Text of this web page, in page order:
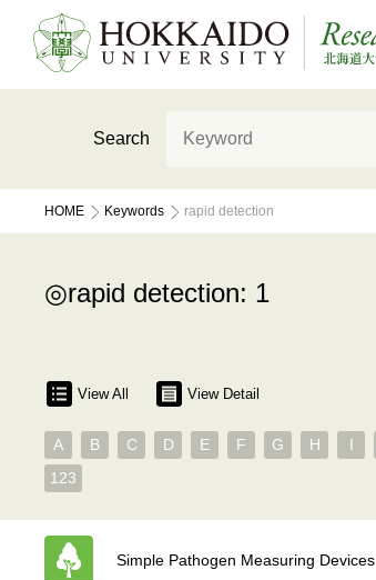
Search
HOME Keywords rapid detection
rapid detection: 1
View All View Detail
A B C D E F G H I
123
Simple Pathogen Measuring Devices